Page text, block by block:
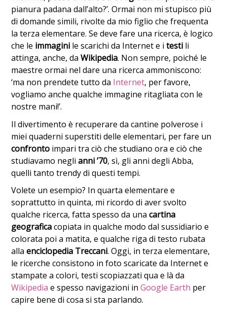
pianura padana dall’alto?’. Ormai non mi stupisco più
di domande simili, rivolte da mio figlio che frequenta
la terza elementare. Se deve fare una ricerca, è logico
che le immagini le scarichi da Internet e itesti li
attinga, anche, daWikipedia. Non sempre, poiché le
maestre ormai nel dare una ricerca ammoniscono:
‘ma non prendete tutto da Internet, per favore,
vogliamo anche qualche immagine ritagliata con le
nostre mani!’.
Il divertimento è recuperare da cantine polverose i
miei quaderni superstiti delle elementari, per fare un
confronto impari tra ciò che studiano ora e ciò che
studiavamo neglianni ’70, sì, gli anni degli Abba,
quelli tanto trendy di questi tempi.
Volete un esempio? In quarta elementare e
soprattutto in quinta, mi ricordo di aver svolto
qualche ricerca, fatta spesso da unacartina
geograficacopiata in qualche modo dal sussidiario e
colorata poi a matita, e qualche riga di testo rubata
allaenciclopedia Treccani. Oggi, in terza elementare,
le ricerche consistono in foto scaricate da Internet e
stampate a colori, testi scopiazzati qua e là da
Wikipedia e spesso navigazioni in Google Earth per
capire bene di cosa si sta parlando.